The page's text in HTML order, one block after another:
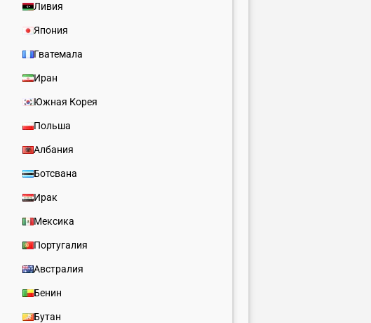
Ливия
Япония
Гватемала
Иран
Южная Корея
Польша
Албания
Ботсвана
Ирак
Мексика
Португалия
Австралия
Бенин
Бутан